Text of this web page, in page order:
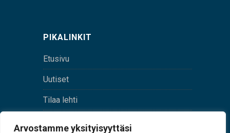
Arvostamme yksityisyyttäsi
PIKALINKIT
Etusivu
Uutiset
Tilaa lehti